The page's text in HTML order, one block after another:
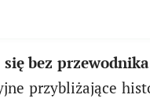
bez przewodnika
przybliżające